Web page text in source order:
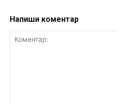
Напиши коментар